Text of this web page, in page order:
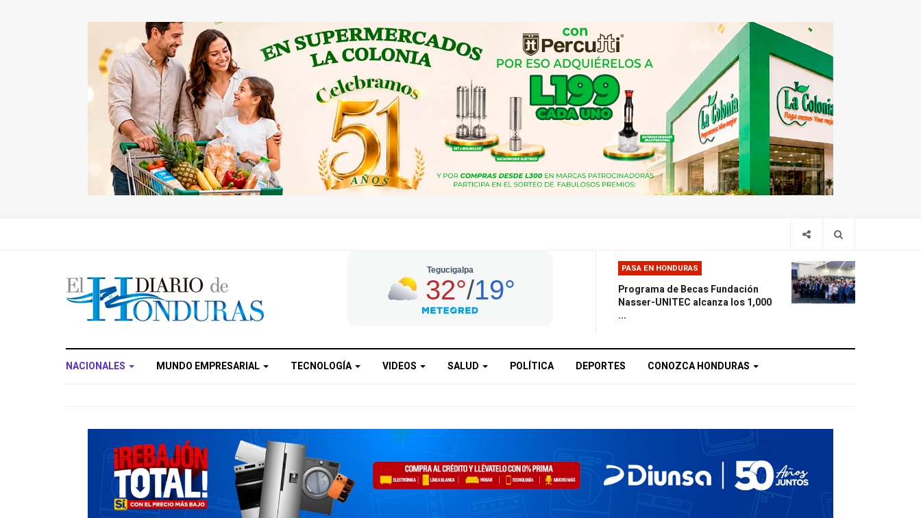
PASA EN HONDURAS
Programa de Becas Fundación
Nasser-UNITEC alcanza los 1,000
...
NACIONALES MUNDO EMPRESARIAL TECNOLOGÍA VIDEOS SALUD POLÍTICA DEPORTES CONOZCA HONDURAS